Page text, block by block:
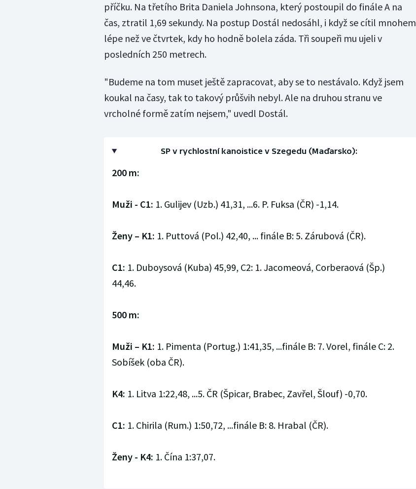
příčku. Na třetího Brita Daniela Johnsona, který postoupil do finále A na
čas, ztratil 1,69 sekundy. Na postup Dostál nedosáhl, i když se cítil mnohem
lépe než ve čtvrtek, kdy ho hodně bolela záda. Tři soupeři mu ujeli v
posledních 250 metrech.
"Budeme na tom muset ještě zapracovat, aby se to nestávalo. Když jsem
koukal na časy, tak to takový průšvih nebyl. Ale na druhou stranu ve
vrcholné formě zatím nejsem," uvedl Dostál.
SP v rychlostní kanoistice v Szegedu (Maďarsko):
200 m:
Muži - C1: 1. Gulijev (Uzb.) 41,31, ...6. P. Fuksa (ČR) -1,14.
Ženy – K1: 1. Puttová (Pol.) 42,40, ... finále B: 5. Zárubová (ČR).
C1: 1. Duboysová (Kuba) 45,99, C2: 1. Jacomeová, Corberaová (Šp.)
44,46.
500 m:
Muži – K1: 1. Pimenta (Portug.) 1:41,35, ...finále B: 7. Vorel, finále C: 2.
Sobíšek (oba ČR).
K4: 1. Litva 1:22,48, ...5. ČR (Špicar, Brabec, Zavřel, Šlouf) -0,70.
C1: 1. Chirila (Rum.) 1:50,72, ...finále B: 8. Hrabal (ČR).
Ženy - K4: 1. Čína 1:37,07.